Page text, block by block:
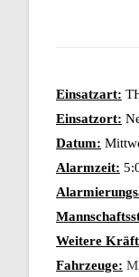
Einsatzart:
Einsatzort:
Datum:
Alarmzeit:
Weitere
Fahrzeuge: